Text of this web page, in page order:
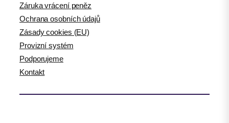
Záruka vrácení peněz
Ochrana osobních údajů
Zásady cookies (EU)
Provizní systém
Podporujeme
Kontakt